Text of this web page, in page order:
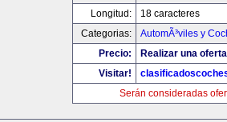
Longitud:
18 caracteres
Categorias:
AutomÃ³viles y
Precio:
Realizar una
Visitar!
Serán consideradas